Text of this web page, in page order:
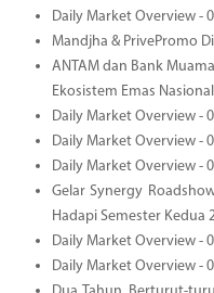
Daily Market Overview -
Mandjha & PrivePromo
ANTAM dan Bank
Ekosistem Emas Nasional
Daily Market Overview -
Daily Market Overview -
Daily Market Overview -
Gelar Synergy
Hadapi Semester Kedua
Daily Market Overview -
Daily Market Overview -